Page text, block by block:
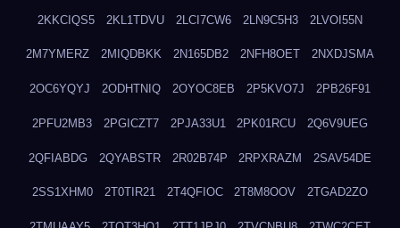
2KKCIQS5 2KL1TDVU 2LCI7CW6 2LN9C5H3 2LVOI55N
2M7YMERZ 2MIQDBKK 2N165DB2 2NFH8OET 2NXDJSMA
2OC6YQYJ 2ODHTNIQ 2OYOC8EB 2P5KVO7J 2PB26F91
2PFU2MB3 2PGICZT7 2PJA33U1 2PK01RCU 2Q6V9UEG
2QFIABDG 2QYABSTR 2R02B74P 2RPXRAZM 2SAV54DE
2SS1XHM0 2T0TIR21 2T4QFIOC 2T8M8OOV 2TGAD2ZO